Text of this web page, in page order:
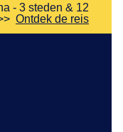
- 3 steden & 12
Ontdek de reis